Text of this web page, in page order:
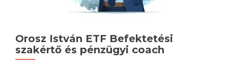
Orosz István ETF Befektetési
szakértő és pénzügyi coach